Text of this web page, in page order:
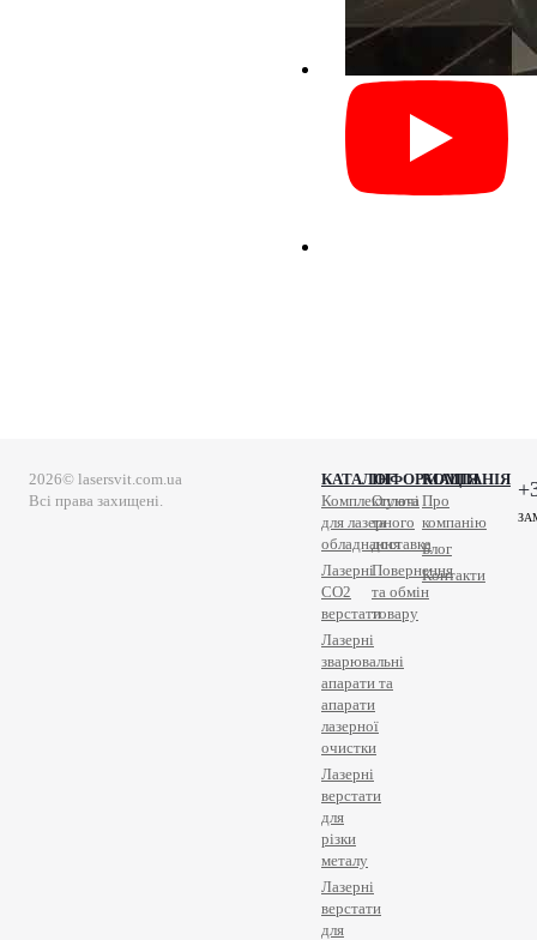
2026© lasersvit.com.ua
Всі права захищені.
КАТАЛОГІНФОРМАЦІЯ
КОМПАНІЯ
Комплектуючі
для лазерного
обладнання
Лазерні
СО2
верстати
Лазерні
зварювальні
апарати та
апарати
лазерної
очистки
Лазерні
верстати
для
різки
металу
Лазерні
верстати
для
Оплата
та
доставка
Повернення
та обмін
товару
Про
компанію
Блог
Контакти